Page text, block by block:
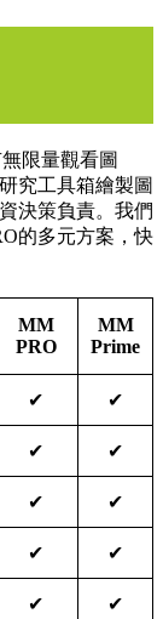
限量觀看圖
究工具箱繪製圖
決策負責。我們
的多元方案，快
MM
PRO
MM
Prime
✔ ✔
✔ ✔
✔ ✔
✔ ✔
✔ ✔